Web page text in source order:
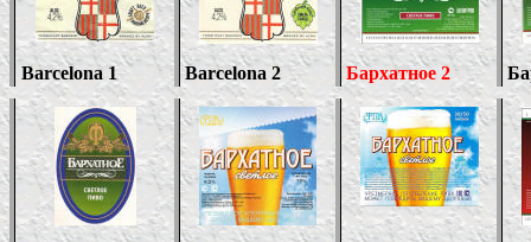
Barcelona 1 Barcelona 2 Бархатное 2